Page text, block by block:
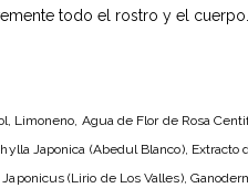
todo el rostro y el cuerpo.
Agua de Flor de Rosa
Japonica (Abedul Blanco),
(Lirio de Los Valles),